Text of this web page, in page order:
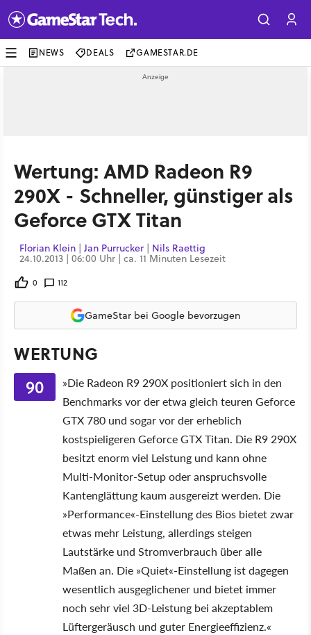
NEWS DEALS GAMESTAR.DE
Wertung: AMD Radeon R9
290X - Schneller, günstiger als
Geforce GTX Titan
Florian Klein | Jan Purrucker | Nils Raettig
24.10.2013 | 06:00 Uhr | ca. 11 Minuten Lesezeit
0 112
GameStar bei Google bevorzugen
WERTUNG
90
»Die Radeon R9 290X positioniert sich in den
Benchmarks vor der etwa gleich teuren Geforce
GTX 780 und sogar vor der erheblich
kostspieligeren Geforce GTX Titan. Die R9 290X
besitzt enorm viel Leistung und kann ohne
Multi-Monitor-Setup oder anspruchsvolle
Kantenglättung kaum ausgereizt werden. Die
»Performance«-Einstellung des Bios bietet zwar
etwas mehr Leistung, allerdings steigen
Lautstärke und Stromverbrauch über alle
Maßen an. Die »Quiet«-Einstellung ist dagegen
wesentlich ausgeglichener und bietet immer
noch sehr viel 3D-Leistung bei akzeptablem
Lüftergeräusch und guter Energieeffizienz.«